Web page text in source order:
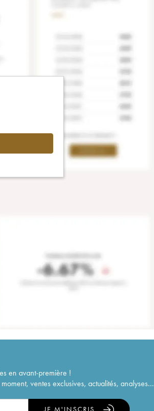
en avant-première !
ventes exclusives, actualités, analyses...
JE M'INSCRIS